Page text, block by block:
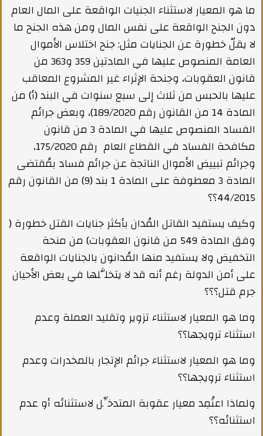
ما هو المعيار لاستثناء الجنيات الواقعة على المال العام
دون الجنح الواقعة على نفس المال ومن هذه الجنح ما
لا يقلّ خطورة عن الجنايات مثل: جنح اختلاس الأموال
العامة المنصوص عليها في المادتين 359 و363 من
قانون العقوبات، وجنحة الإثراء غير المشروع المعاقب
عليها بالحبس من ثلاث إلى سبع سنوات في البند (أ) من
المادة 14 من القانون رقم 189/2020)، وبعض جرائم
الفساد المنصوص عليها في المادة 3 من قانون
مكافحة الفساد في القطاع العام رقم 175/2020،
وجرائم تبييض الأموال الناتجة عن جرائم فساد بمُقتضى
المادة 3 معطوفة على المادة 1 بند (9) من القانون رقم
44/2015؟؟
وكيف يستفيد القاتل المُدان بأكثر جنايات القتل خطورة (
وفق المادة 549 من قانون العقوبات) من منحة
التخفيض ولا يستفيد منها المُدانون بالجنايات الواقعة
على أمن الدولة رغم أنه قد لا يتخلَّلها في بعض الأحيان
جرم قتل؟؟؟
وما هو المعيار لاستثناء تزوير وتقليد العملة وعدم
استثناء ترويجها؟؟
وما هو المعيار لاستثناء جرائم الإتجار بالمخدرات وعدم
استثناء ترويجها؟؟
ولماذا اعتُمِد معيار عقوبة المتدخِّل لاستثنائه أو عدم
استثنائه؟؟